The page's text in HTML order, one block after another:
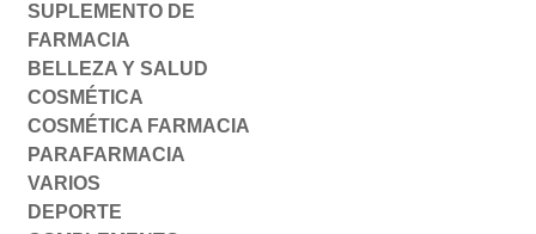
SUPLEMENTO DE
FARMACIA
BELLEZA Y SALUD
COSMÉTICA
COSMÉTICA FARMACIA
PARAFARMACIA
VARIOS
DEPORTE